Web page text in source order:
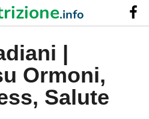
|
Ormoni,
Salute
.info